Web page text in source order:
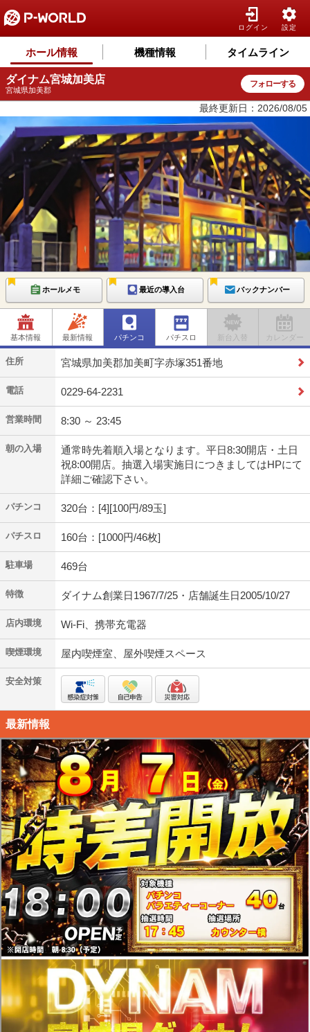
ログイン 設定
ホール情報 機種情報 タイムライン
ダイナム宮城加美店
宮城県加美郡
フォローする
最終更新日：2026/08/05
ホールメモ 最近の導入台 バックナンバー
基本情報 最新情報 パチンコ パチスロ 新台入替 カレンダー
住所 宮城県加美郡加美町字赤塚351番地
電話 0229-64-2231
営業時間 8:30 ～ 23:45
朝の入場
通常時先着順入場となります。平日8:30開店・土日
祝8:00開店。抽選入場実施日につきましてはHPにて
詳細ご確認下さい。
パチンコ 320台：[4][100円/89玉]
パチスロ 160台：[1000円/46枚]
駐車場 469台
特徴 ダイナム創業日1967/7/25・店舗誕生日2005/10/27
店内環境 Wi-Fi、携帯充電器
喫煙環境 屋内喫煙室、屋外喫煙スペース
安全対策
最新情報